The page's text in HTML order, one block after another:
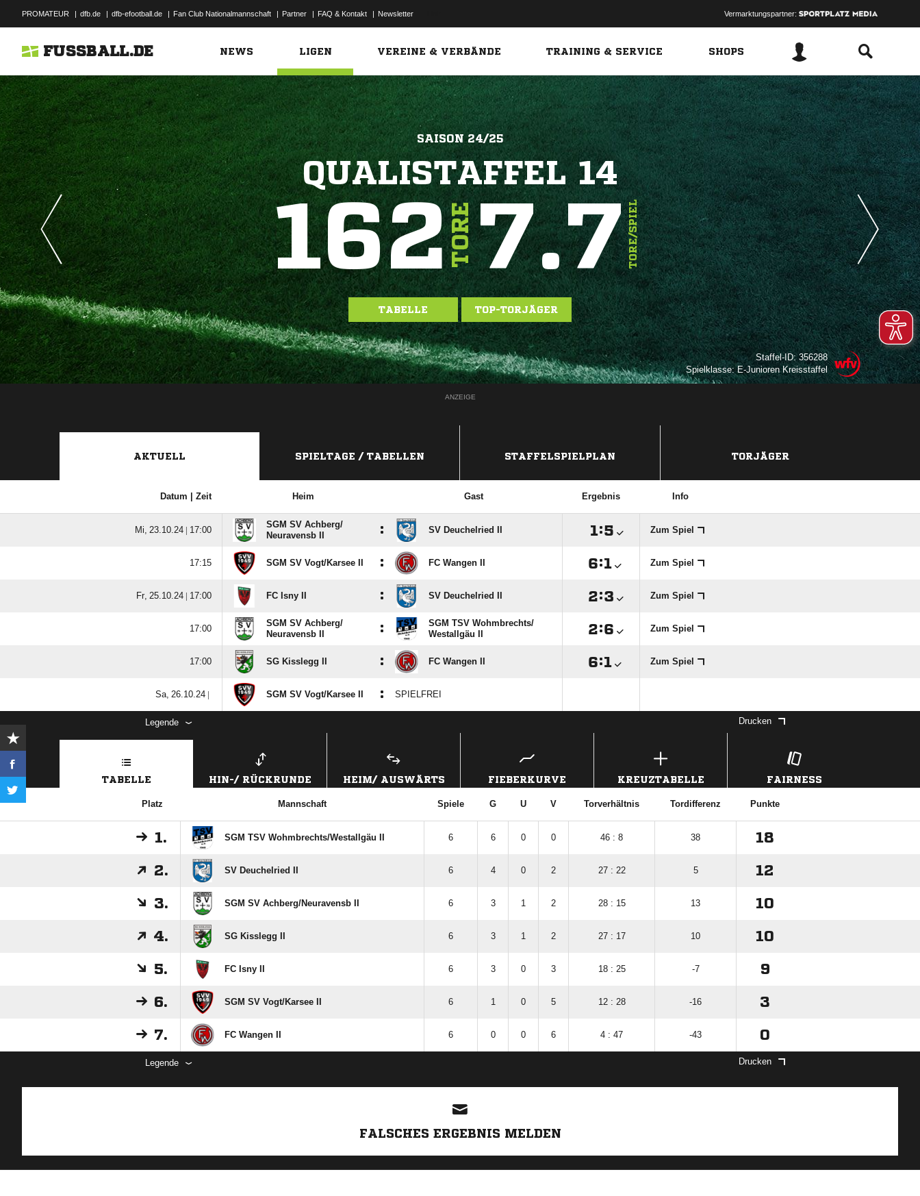
PROMATEUR | dfb.de | dfb-efootball.de | Fan Club Nationalmannschaft | Partner | FAQ & Kontakt | Newsletter Vermarktungspartner:
FUSSBALL.DE NEWS LIGEN VEREINE & VERBÄNDE TRAINING & SERVICE SHOPS
SAISON 24/25
QUALISTAFFEL 14
162TORE7.7TORE/SPIEL
TABELLE TOP-TORJÄGER
Staffel-ID: 356288
Spielklasse: E-Junioren Kreisstaffel
ANZEIGE
AKTUELL SPIELTAGE / TABELLEN STAFFELSPIELPLAN TORJÄGER
Datum | Zeit Heim Gast Ergebnis Info
  | 
SGM SV Achberg/​
Neuravensb II
: SV Deuchelried II : Zum Spiel
 SGM SV Vogt/​Karsee II : FC Wangen II : Zum Spiel
  |  FC Isny II : SV Deuchelried II : Zum Spiel

SGM SV Achberg/​
Neuravensb II
:
SGM TSV Wohmbrechts/​
Westallgäu II
: Zum Spiel
 SG Kisslegg II : FC Wangen II : Zum Spiel
  | SGM SV Vogt/​Karsee II : SPIELFREI
Legende Drucken
TABELLE HIN-/ RÜCKRUNDE HEIM/ AUSWÄRTS FIEBERKURVE KREUZTABELLE FAIRNESS
Platz Mannschaft Spiele G U V Torverhältnis Tordifferenz Punkte
1. SGM TSV Wohmbrechts/​Westallgäu II 6 6 0 0 46 : 8 38 18
2. SV Deuchelried II 6 4 0 2 27 : 22 5 12
3. SGM SV Achberg/​Neuravensb II 6 3 1 2 28 : 15 13 10
4. SG Kisslegg II 6 3 1 2 27 : 17 10 10
5. FC Isny II 6 3 0 3 18 : 25 -7 9
6. SGM SV Vogt/​Karsee II 6 1 0 5 12 : 28 -16 3
7. FC Wangen II 6 0 0 6 4 : 47 -43 0
Legende Drucken
FALSCHES ERGEBNIS MELDEN